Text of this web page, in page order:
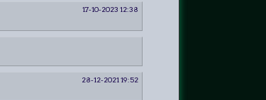
17-10-2023 12:38
28-12-2021 19:52